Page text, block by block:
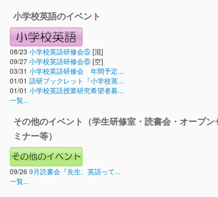
小学校英語のイベント
08/23 小学校英語研修会⑤ [混]
09/27 小学校英語研修会⑥ [空]
03/31 小学校英語研修会 年間予定...
01/01 語研ブックレット『小学校英...
01/01 小学校英語授業研究希望者募...
一覧...
その他のイベント（学生研修室・読書会・オープン
ミナー等）
09/26 9月読書会『先生、英語って...
一覧...